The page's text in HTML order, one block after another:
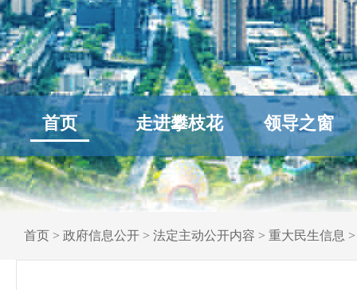
首页 走进攀枝花 领导之窗
首页 > 政府信息公开 > 法定主动公开内容 > 重大民生信息